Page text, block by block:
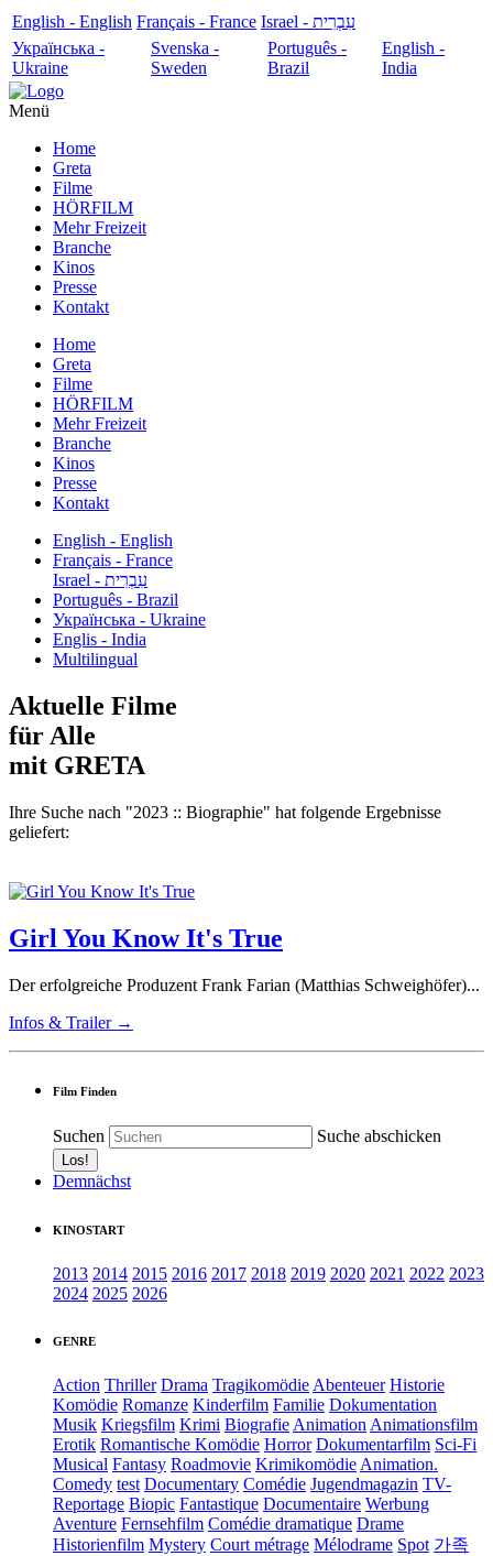
English - English Français - France
עִבְרִית - Israel
Українська -
Ukraine
Svenska -
Sweden
Português -
Brazil
English -
India
Menü
Home
Greta
Filme
HÖRFILM
Mehr Freizeit
Branche
Kinos
Presse
Kontakt
Home
Greta
Filme
HÖRFILM
Mehr Freizeit
Branche
Kinos
Presse
Kontakt
English - English
Français - France
עִבְרִית - Israel
Português - Brazil
Українська - Ukraine
Englis - India
Multilingual
Aktuelle Filme
für Alle
mit GRETA
Ihre Suche nach "2023 :: Biographie" hat folgende Ergebnisse
geliefert:
Girl You Know It's True
Der erfolgreiche Produzent Frank Farian (Matthias Schweighöfer)...
Infos & Trailer →
Film Finden
Suchen Suche abschicken
Demnächst
KINOSTART
2013 2014 2015 2016 2017 2018 2019 2020 2021 2022 2023
2024 2025 2026
GENRE
Action Thriller Drama TragikomödieAbenteuer Historie
Komödie Romanze Kinderfilm Familie Dokumentation
Musik Kriegsfilm Krimi BiografieAnimationAnimationsfilm
Erotik Romantische Komödie Horror Dokumentarfilm Sci-Fi
Musical Fantasy Roadmovie KrimikomödieAnimation.
Comedy test Documentary Comédie Jugendmagazin TV-
Reportage Biopic Fantastique Documentaire Werbung
Aventure Fernsehfilm Comédie dramatique Drame
Historienfilm Mystery Court métrage Mélodrame Spot 가족